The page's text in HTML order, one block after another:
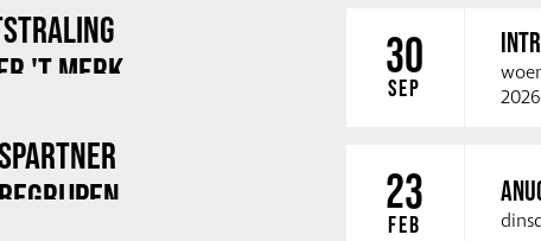
'T MERK
30
SEP
2026
23
FEB